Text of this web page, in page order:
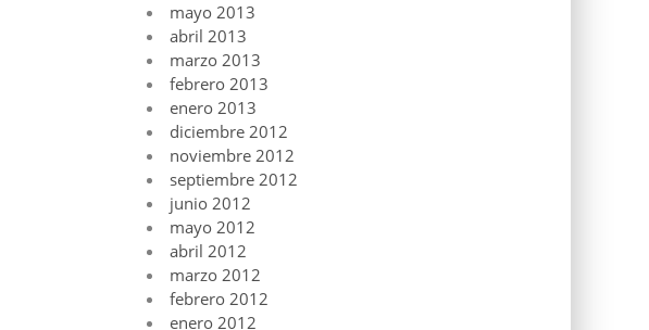
mayo 2013
abril 2013
marzo 2013
febrero 2013
enero 2013
diciembre 2012
noviembre 2012
septiembre 2012
junio 2012
mayo 2012
abril 2012
marzo 2012
febrero 2012
enero 2012